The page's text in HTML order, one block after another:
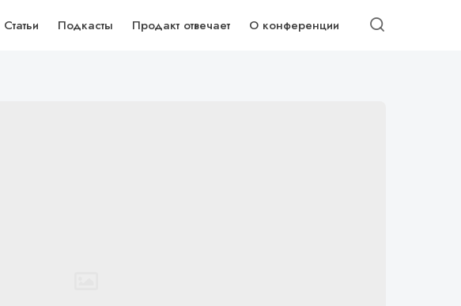
Статьи Подкасты Продакт отвечает О конференции